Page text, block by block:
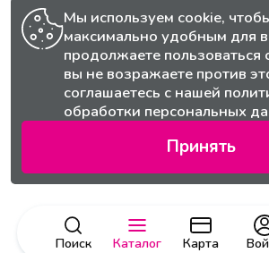
Поиск Каталог Карта
Мы используем cookie,
максимально удобным для
продолжаете пользоваться
вы не возражаете против
соглашаетесь с нашей
обработки персональных
Принять